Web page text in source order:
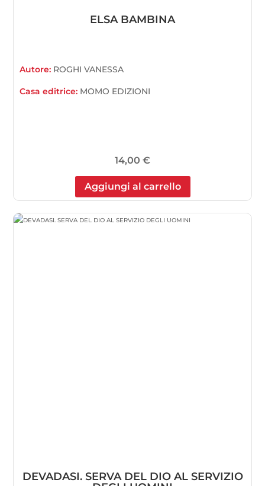
ELSA BAMBINA
Autore: ROGHI VANESSA
Casa editrice: MOMO EDIZIONI
14,00 €
Aggiungi al carrello
DEVADASI. SERVA DEL DIO AL SERVIZIO